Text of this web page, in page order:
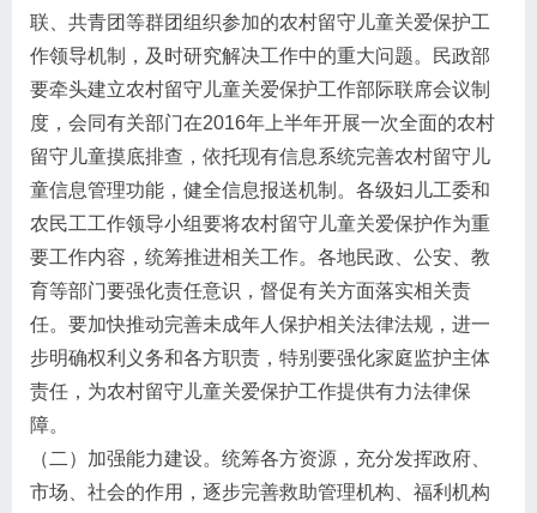
联、共青团等群团组织参加的农村留守儿童关爱保护工
作领导机制，及时研究解决工作中的重大问题。民政部
要牵头建立农村留守儿童关爱保护工作部际联席会议制
度，会同有关部门在2016年上半年开展一次全面的农村
留守儿童摸底排查，依托现有信息系统完善农村留守儿
童信息管理功能，健全信息报送机制。各级妇儿工委和
农民工工作领导小组要将农村留守儿童关爱保护作为重
要工作内容，统筹推进相关工作。各地民政、公安、教
育等部门要强化责任意识，督促有关方面落实相关责
任。要加快推动完善未成年人保护相关法律法规，进一
步明确权利义务和各方职责，特别要强化家庭监护主体
责任，为农村留守儿童关爱保护工作提供有力法律保
障。
（二）加强能力建设。统筹各方资源，充分发挥政府、
市场、社会的作用，逐步完善救助管理机构、福利机构